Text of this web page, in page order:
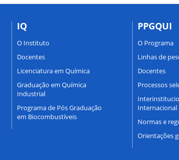
IQ
O Instituto
Docentes
Licenciatura em Química
Graduação em Química
Industrial
Programa de Pós Graduação
em Biocombustíveis
PPGQUI
O Programa
Linhas de
Docentes
Processos
Internacional
Normas e
Orientações